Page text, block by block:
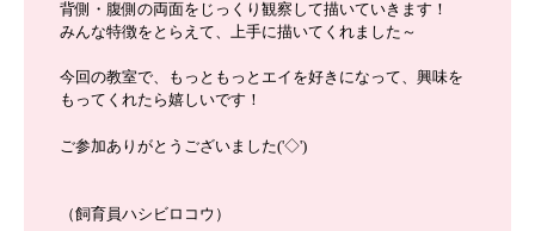
背側・腹側の両面をじっくり観察して描いていきます！
みんな特徴をとらえて、上手に描いてくれました～
今回の教室で、もっともっとエイを好きになって、興味を
もってくれたら嬉しいです！
ご参加ありがとうございました('◇')ゞ
（飼育員ハシビロコウ）